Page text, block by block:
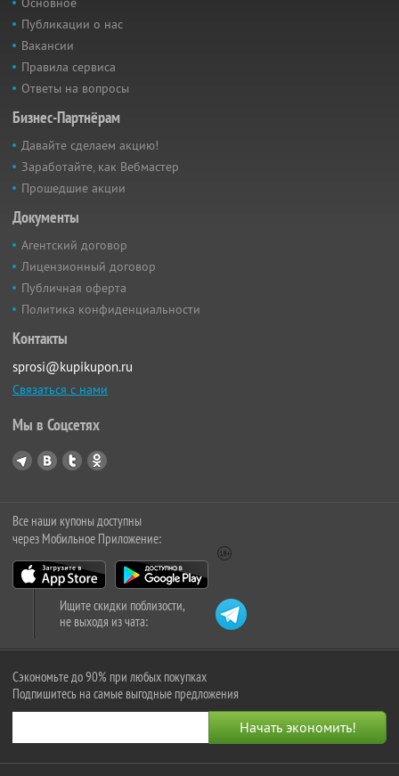
Публикации о нас
Вакансии
Правила сервиса
Ответы на вопросы
Бизнес-Партнёрам
Давайте сделаем акцию!
Заработайте, как Вебмастер
Прошедшие акции
Документы
Агентский договор
Лицензионный договор
Публичная оферта
Политика конфиденциальности
Контакты
sprosi@kupikupon.ru
Связаться с нами
Мы в Соцсетях
Все наши купоны доступны
через Мобильное Приложение:
Ищите скидки поблизости,
не выходя из чата:
Сэкономьте до 90% при любых покупках
Подпишитесь на самые выгодные предложения